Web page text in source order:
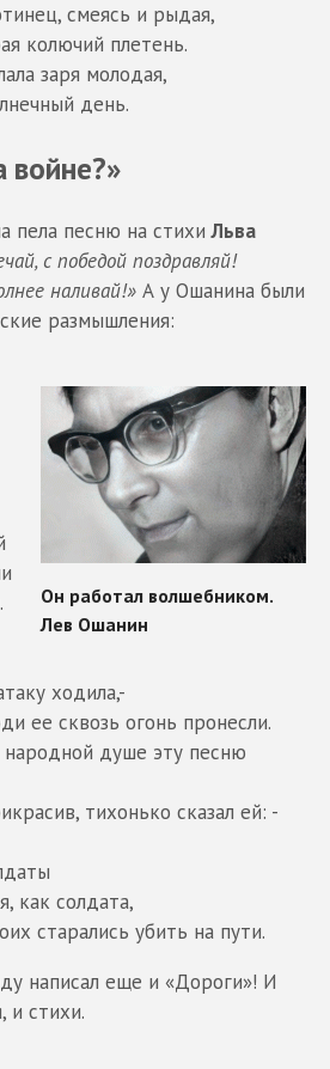
смеясь и рыдая,
колючий плетень.
заря молодая,
день.
войне?»
пела песню на стихиЛьва
с победой поздравляй!
наливай!» А у Ошанина были
размышления:
ходила,-
ее сквозь огонь пронесли.
душе эту песню
тихонько сказал ей: -
как солдата,
старались убить на пути.
написал еще и «Дороги»! И
и стихи.